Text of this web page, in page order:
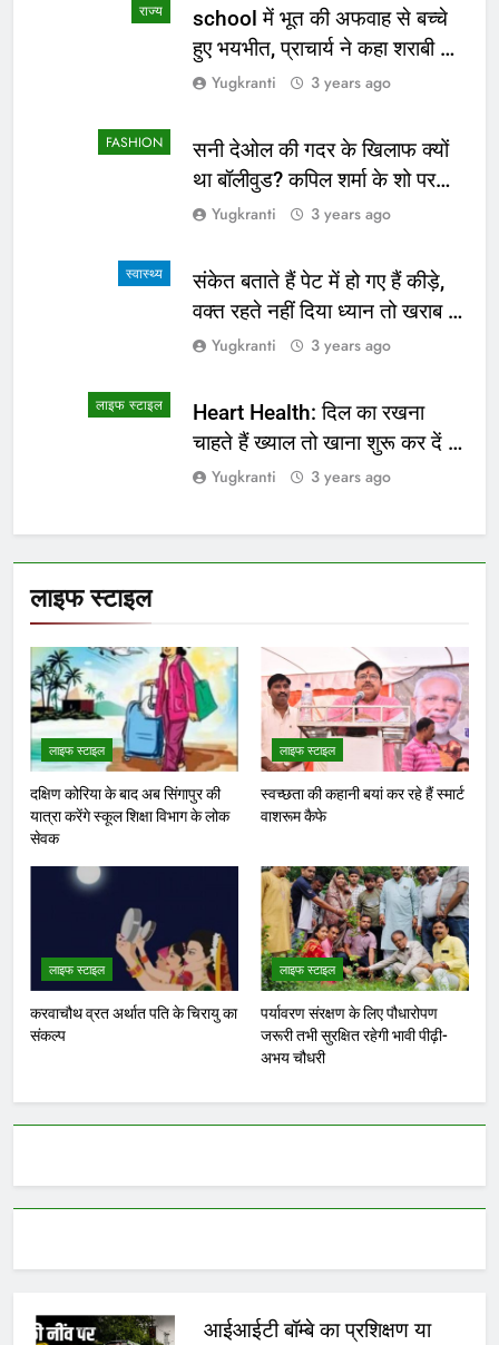
लाइफ स्टाइल
लाइफ स्टाइल
दक्षिण कोरिया के बाद अब सिंगापुर की
यात्रा करेंगे स्कूल शिक्षा विभाग के लोक
सेवक
लाइफ स्टाइल
स्वच्छता की कहानी बयां कर रहे हैं स्मार्ट
वाशरूम कैफे
लाइफ स्टाइल
करवाचौथ व्रत अर्थात पति के चिरायु का
संकल्प
लाइफ स्टाइल
पर्यावरण संरक्षण के लिए पौधारोपण
जरूरी तभी सुरक्षित रहेगी भावी पीढ़ी-
अभय चौधरी
राज्य
school में भूत की अफवाह से बच्चे
हुए भयभीत, प्राचार्य ने कहा शराबी ने
उड़ाई अफवाह
Yugkranti 3 years ago
FASHION
सनी देओल की गदर के खिलाफ क्यों
था बॉलीवुड? कपिल शर्मा के शो पर
सामने आई सच्चाई
Yugkranti 3 years ago
स्वास्थ्य
संकेत बताते हैं पेट में हो गए हैं कीड़े,
वक्त रहते नहीं दिया ध्यान तो खराब हो
जाएगी हालत
Yugkranti 3 years ago
लाइफ स्टाइल
Heart Health: दिल का रखना
चाहते हैं ख्याल तो खाना शुरू कर दें ये
4 चीजें
Yugkranti 3 years ago
आईआईटी बॉम्बे का प्रशिक्षण या